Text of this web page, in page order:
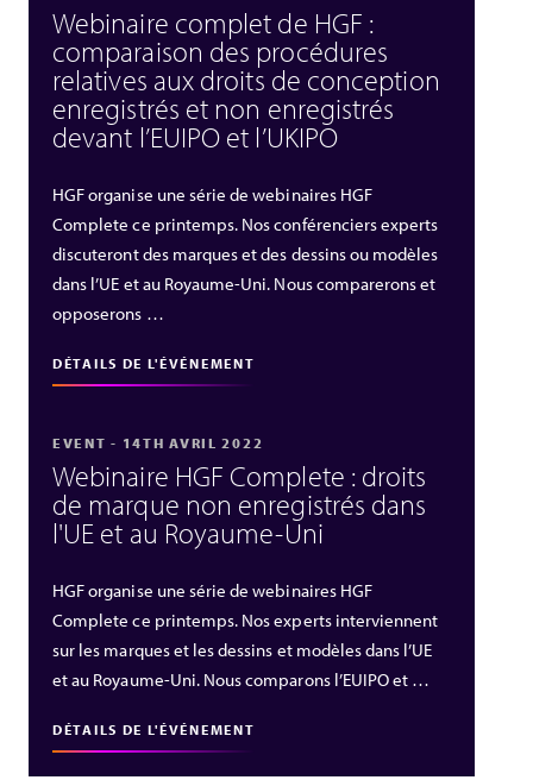
Webinaire complet de HGF :
comparaison des procédures
relatives aux droits de conception
enregistrés et non enregistrés
devant l’EUIPO et l’UKIPO
HGF organise une série de webinaires HGF
Complete ce printemps. Nos conférenciers experts
discuteront des marques et des dessins ou modèles
dans l’UE et au Royaume-Uni. Nous comparerons et
opposerons …
DÉTAILS DE L'ÉVÉNEMENT
EVENT - 14TH AVRIL 2022
Webinaire HGF Complete : droits
de marque non enregistrés dans
l'UE et au Royaume-Uni
HGF organise une série de webinaires HGF
Complete ce printemps. Nos experts interviennent
sur les marques et les dessins et modèles dans l’UE
et au Royaume-Uni. Nous comparons l’EUIPO et …
DÉTAILS DE L'ÉVÉNEMENT